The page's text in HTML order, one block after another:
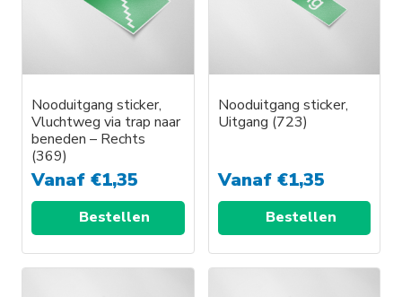
Deze
optie
gekozen
worden
op
de
productpagina
Deze
optie
gekozen
worden
op
productpagina
Nooduitgang sticker,
Vluchtweg via trap naar
beneden – Rechts
(369)
Vanaf €1,35
Bestellen
Dit
Nooduitgang sticker,
Uitgang (723)
Vanaf €1,35
Bestellen
Dit